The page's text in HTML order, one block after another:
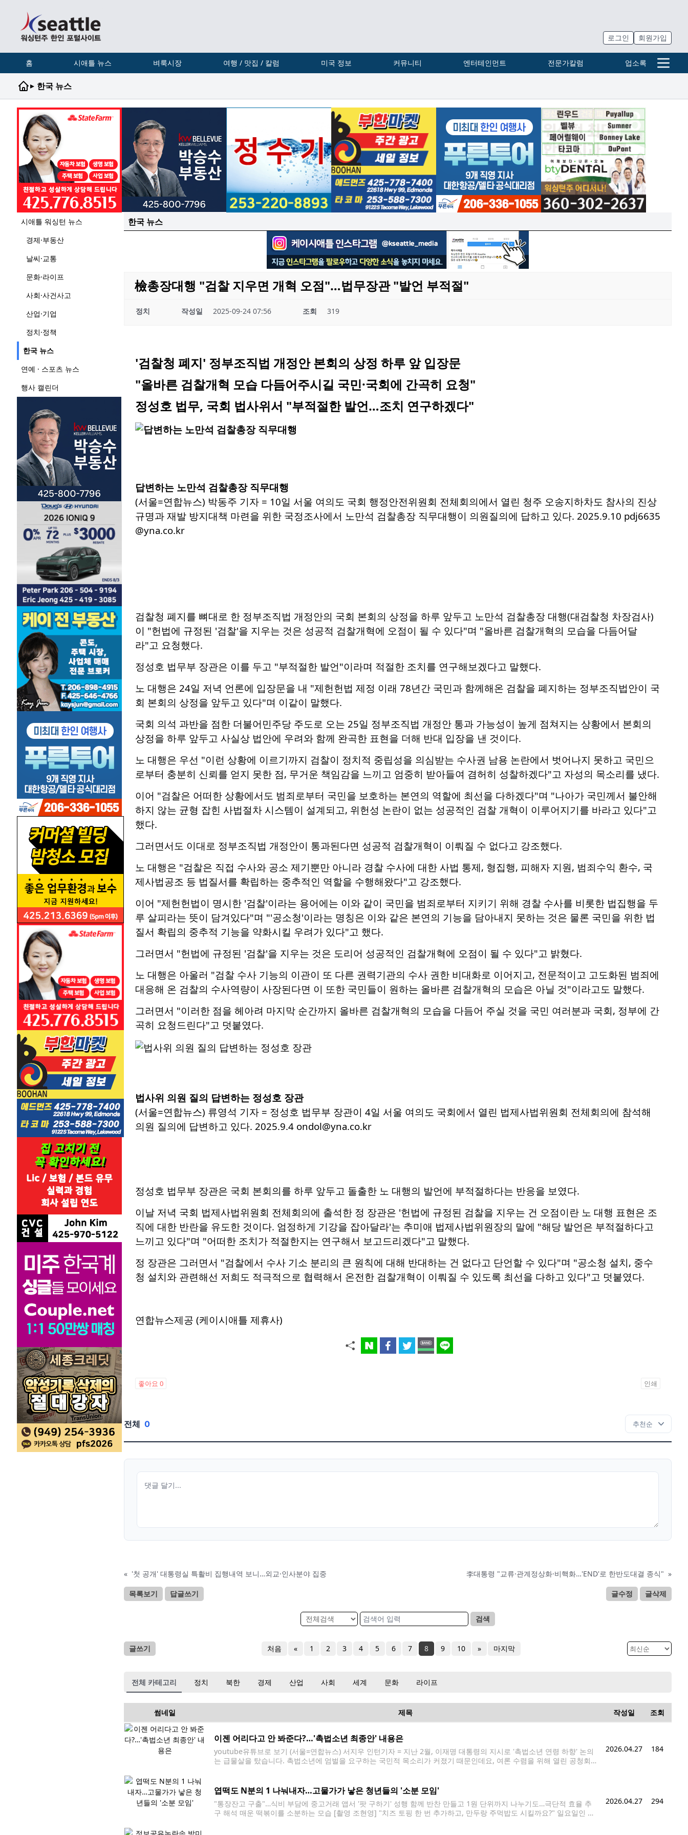
로그인 회원가입
홈 시애틀 뉴스 벼룩시장 여행 / 맛집 / 칼럼 미국 정보 커뮤니티 엔터테인먼트 전문가칼럼 업소록
▸ 한국 뉴스
시애틀 워싱턴 뉴스
경제·부동산
날씨·교통
문화·라이프
사회·사건사고
산업·기업
정치·정책
한국 뉴스
연예 · 스포츠 뉴스
행사 캘린더
한국 뉴스
檢총장대행 "검찰 지우면 개혁 오점"…법무장관 "발언 부적절"
정치 작성일 2025-09-24 07:56 조회 319
'검찰청 폐지' 정부조직법 개정안 본회의 상정 하루 앞 입장문
"올바른 검찰개혁 모습 다듬어주시길 국민·국회에 간곡히 요청"
정성호 법무, 국회 법사위서 "부적절한 발언…조치 연구하겠다"
답변하는 노만석 검찰총장 직무대행
(서울=연합뉴스) 박동주 기자 = 10일 서울 여의도 국회 행정안전위원회 전체회의에서 열린 청주 오송지하차도 참사의 진상
규명과 재발 방지대책 마련을 위한 국정조사에서 노만석 검찰총장 직무대행이 의원질의에 답하고 있다. 2025.9.10 pdj6635
@yna.co.kr
검찰청 폐지를 뼈대로 한 정부조직법 개정안의 국회 본회의 상정을 하루 앞두고 노만석 검찰총장 대행(대검찰청 차장검사)
이 "헌법에 규정된 '검찰'을 지우는 것은 성공적 검찰개혁에 오점이 될 수 있다"며 "올바른 검찰개혁의 모습을 다듬어달
라"고 요청했다.
정성호 법무부 장관은 이를 두고 "부적절한 발언"이라며 적절한 조치를 연구해보겠다고 말했다.
노 대행은 24일 저녁 언론에 입장문을 내 "제헌헌법 제정 이래 78년간 국민과 함께해온 검찰을 폐지하는 정부조직법안이 국
회 본회의 상정을 앞두고 있다"며 이같이 말했다.
국회 의석 과반을 점한 더불어민주당 주도로 오는 25일 정부조직법 개정안 통과 가능성이 높게 점쳐지는 상황에서 본회의
상정을 하루 앞두고 사실상 법안에 우려와 함께 완곡한 표현을 더해 반대 입장을 낸 것이다.
노 대행은 우선 "이런 상황에 이르기까지 검찰이 정치적 중립성을 의심받는 수사권 남용 논란에서 벗어나지 못하고 국민으
로부터 충분히 신뢰를 얻지 못한 점, 무거운 책임감을 느끼고 엄중히 받아들여 겸허히 성찰하겠다"고 자성의 목소리를 냈다.
이어 "검찰은 어떠한 상황에서도 범죄로부터 국민을 보호하는 본연의 역할에 최선을 다하겠다"며 "나아가 국민께서 불안해
하지 않는 균형 잡힌 사법절차 시스템이 설계되고, 위헌성 논란이 없는 성공적인 검찰 개혁이 이루어지기를 바라고 있다"고
했다.
그러면서도 이대로 정부조직법 개정안이 통과된다면 성공적 검찰개혁이 이뤄질 수 없다고 강조했다.
노 대행은 "검찰은 직접 수사와 공소 제기뿐만 아니라 경찰 수사에 대한 사법 통제, 형집행, 피해자 지원, 범죄수익 환수, 국
제사법공조 등 법질서를 확립하는 중추적인 역할을 수행해왔다"고 강조했다.
이어 "제헌헌법이 명시한 '검찰'이라는 용어에는 이와 같이 국민을 범죄로부터 지키기 위해 경찰 수사를 비롯한 법집행을 두
루 살피라는 뜻이 담겨있다"며 "'공소청'이라는 명칭은 이와 같은 본연의 기능을 담아내지 못하는 것은 물론 국민을 위한 법
질서 확립의 중추적 기능을 약화시킬 우려가 있다"고 했다.
그러면서 "헌법에 규정된 '검찰'을 지우는 것은 도리어 성공적인 검찰개혁에 오점이 될 수 있다"고 밝혔다.
노 대행은 아울러 "검찰 수사 기능의 이관이 또 다른 권력기관의 수사 권한 비대화로 이어지고, 전문적이고 고도화된 범죄에
대응해 온 검찰의 수사역량이 사장된다면 이 또한 국민들이 원하는 올바른 검찰개혁의 모습은 아닐 것"이라고도 말했다.
그러면서 "이러한 점을 헤아려 마지막 순간까지 올바른 검찰개혁의 모습을 다듬어 주실 것을 국민 여러분과 국회, 정부에 간
곡히 요청드린다"고 덧붙였다.
법사위 의원 질의 답변하는 정성호 장관
(서울=연합뉴스) 류영석 기자 = 정성호 법무부 장관이 4일 서울 여의도 국회에서 열린 법제사법위원회 전체회의에 참석해
의원 질의에 답변하고 있다. 2025.9.4 ondol@yna.co.kr
정성호 법무부 장관은 국회 본회의를 하루 앞두고 돌출한 노 대행의 발언에 부적절하다는 반응을 보였다.
이날 저녁 국회 법제사법위원회 전체회의에 출석한 정 장관은 '헌법에 규정된 검찰을 지우는 건 오점이란 노 대행 표현은 조
직에 대한 반란을 유도한 것이다. 엄정하게 기강을 잡아달라'는 추미애 법제사법위원장의 말에 "해당 발언은 부적절하다고
느끼고 있다"며 "어떠한 조치가 적절한지는 연구해서 보고드리겠다"고 말했다.
정 장관은 그러면서 "검찰에서 수사 기소 분리의 큰 원칙에 대해 반대하는 건 없다고 단언할 수 있다"며 "공소청 설치, 중수
청 설치와 관련해선 저희도 적극적으로 협력해서 온전한 검찰개혁이 이뤄질 수 있도록 최선을 다하고 있다"고 덧붙였다.
연합뉴스제공 (케이시애틀 제휴사)
좋아요 0 인쇄
전체 0
« '첫 공개' 대통령실 특활비 집행내역 보니…외교·인사분야 집중 李대통령 "교류·관계정상화·비핵화…'END'로 한반도대결 종식" »
목록보기 답글쓰기 글수정 글삭제
검색
글쓰기 처음 « 1 2 3 4 5 6 7 8 9 10 » 마지막
전체 카테고리 정치 북한 경제 산업 사회 세계 문화 라이프
썸네일 제목 작성일 조회
이젠 어리다고 안 봐준다?…'촉법소년 최종안' 내용은
youtube유튜브로 보기 (서울=연합뉴스) 서지우 인턴기자 = 지난 2월, 이재명 대통령의 지시로 '촉법소년 연령 하향' 논의
는 급물살을 탔습니다. 촉법소년에 엄벌을 요구하는 국민적 목소리가 커졌기 때문인데요, 여론 수렴을 위해 열린 공청회
2026.04.27 184
엽떡도 N분의 1 나눠내자…고물가가 낳은 청년들의 '소분 모임'
"통장잔고 구출"…식비 부담에 중고거래 앱서 '팟 구하기' 성행 함께 반찬 만들고 1원 단위까지 나누기도…극단적 효율 추
구 해석 매운 떡볶이를 소분하는 모습 [촬영 조현영] "치즈 토핑 한 번 추가하고, 만두랑 주먹밥도 시킬까요?" 일요일인 26
2026.04.27 294